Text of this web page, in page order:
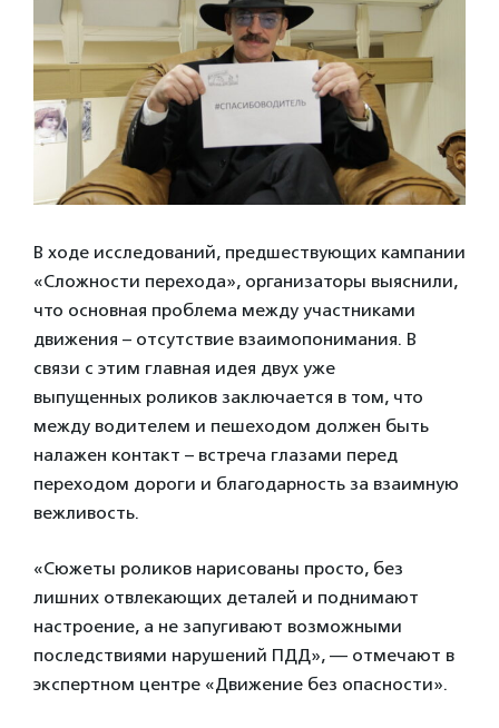
В ходе исследований, предшествующих кампании
«Сложности перехода», организаторы выяснили,
что основная проблема между участниками
движения – отсутствие взаимопонимания. В
связи с этим главная идея двух уже
выпущенных роликов заключается в том, что
между водителем и пешеходом должен быть
налажен контакт – встреча глазами перед
переходом дороги и благодарность за взаимную
вежливость.
«Сюжеты роликов нарисованы просто, без
лишних отвлекающих деталей и поднимают
настроение, а не запугивают возможными
последствиями нарушений ПДД», — отмечают в
экспертном центре «Движение без опасности».